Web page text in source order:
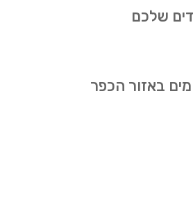
שלכם
באזור הכפר